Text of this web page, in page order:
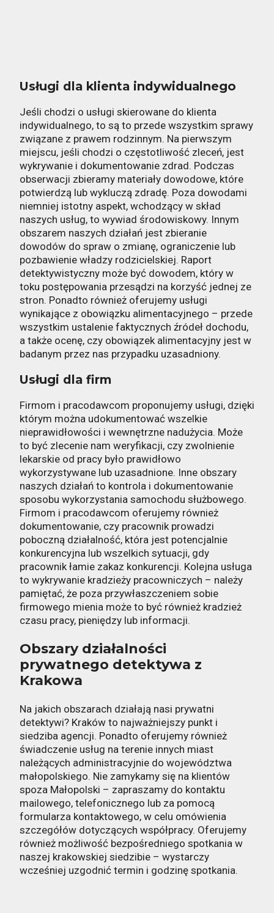
Usługi dla klienta indywidualnego
Jeśli chodzi o usługi skierowane do klienta
indywidualnego, to są to przede wszystkim sprawy
związane z prawem rodzinnym. Na pierwszym
miejscu, jeśli chodzi o częstotliwość zleceń, jest
wykrywanie i dokumentowanie zdrad. Podczas
obserwacji zbieramy materiały dowodowe, które
potwierdzą lub wykluczą zdradę. Poza dowodami
niemniej istotny aspekt, wchodzący w skład
naszych usług, to wywiad środowiskowy. Innym
obszarem naszych działań jest zbieranie
dowodów do spraw o zmianę, ograniczenie lub
pozbawienie władzy rodzicielskiej. Raport
detektywistyczny może być dowodem, który w
toku postępowania przesądzi na korzyść jednej ze
stron. Ponadto również oferujemy usługi
wynikające z obowiązku alimentacyjnego – przede
wszystkim ustalenie faktycznych źródeł dochodu,
a także ocenę, czy obowiązek alimentacyjny jest w
badanym przez nas przypadku uzasadniony.
Usługi dla firm
Firmom i pracodawcom proponujemy usługi, dzięki
którym można udokumentować wszelkie
nieprawidłowości i wewnętrzne nadużycia. Może
to być zlecenie nam weryfikacji, czy zwolnienie
lekarskie od pracy było prawidłowo
wykorzystywane lub uzasadnione. Inne obszary
naszych działań to kontrola i dokumentowanie
sposobu wykorzystania samochodu służbowego.
Firmom i pracodawcom oferujemy również
dokumentowanie, czy pracownik prowadzi
poboczną działalność, która jest potencjalnie
konkurencyjna lub wszelkich sytuacji, gdy
pracownik łamie zakaz konkurencji. Kolejna usługa
to wykrywanie kradzieży pracowniczych – należy
pamiętać, że poza przywłaszczeniem sobie
firmowego mienia może to być również kradzież
czasu pracy, pieniędzy lub informacji.
Obszary działalności
prywatnego detektywa z
Krakowa
Na jakich obszarach działają nasi prywatni
detektywi? Kraków to najważniejszy punkt i
siedziba agencji. Ponadto oferujemy również
świadczenie usług na terenie innych miast
należących administracyjnie do województwa
małopolskiego. Nie zamykamy się na klientów
spoza Małopolski – zapraszamy do kontaktu
mailowego, telefonicznego lub za pomocą
formularza kontaktowego, w celu omówienia
szczegółów dotyczących współpracy. Oferujemy
również możliwość bezpośredniego spotkania w
naszej krakowskiej siedzibie – wystarczy
wcześniej uzgodnić termin i godzinę spotkania.